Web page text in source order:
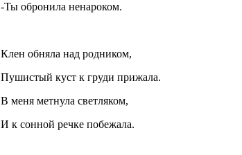
-Ты обронила ненароком.
Клен обняла над родником,
Пушистый куст к груди прижала.
В меня метнула светляком,
И к сонной речке побежала.